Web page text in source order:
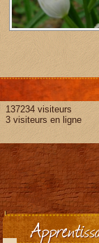
137234 visiteurs
3 visiteurs en ligne